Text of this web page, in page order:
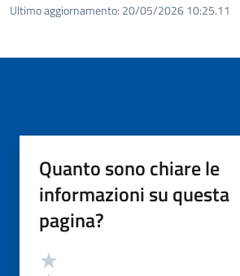
Ultimo aggiornamento: 20/05/2026 10:25.11
Quanto sono chiare le
informazioni su questa
pagina?
Valutazione